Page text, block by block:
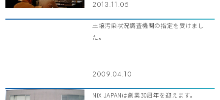
2013.11.05
土壌汚染状況調査機関の指定を受けまし
た。
2009.04.10
NiX JAPANは創業30周年を迎えます。